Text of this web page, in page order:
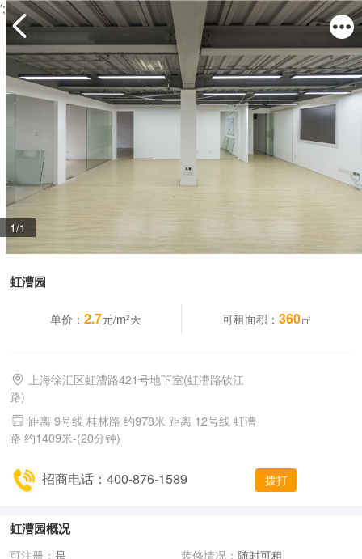
';
1/1
虹漕园
单价： 2.7元/m²天 可租面积：360㎡
上海徐汇区虹漕路421号地下室(虹漕路钦江
路)
距离 9号线 桂林路 约978米 距离 12号线 虹漕
路 约1409米-(20分钟)
招商电话：400-876-1589 拨打
虹漕园概况
可注册： 是 装修情况： 随时可租